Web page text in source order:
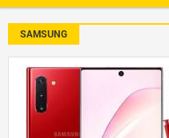
SAMSUNG